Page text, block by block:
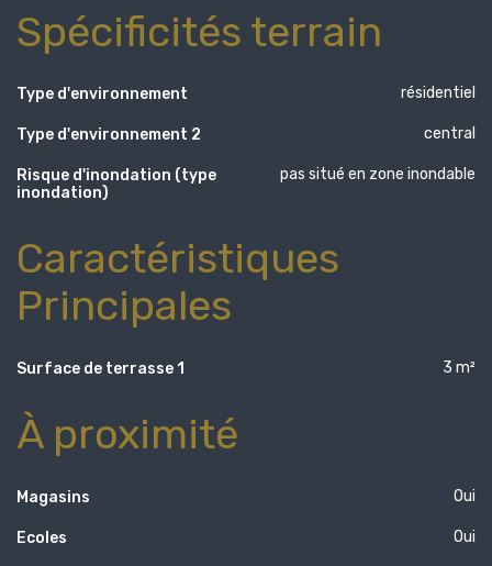
Spécificités terrain
Type d'environnement résidentiel
Type d'environnement 2 central
Risque d'inondation (type
inondation)
pas situé en zone inondable
Caractéristiques
Principales
Surface de terrasse 1 3 m²
À proximité
Magasins Oui
Ecoles Oui